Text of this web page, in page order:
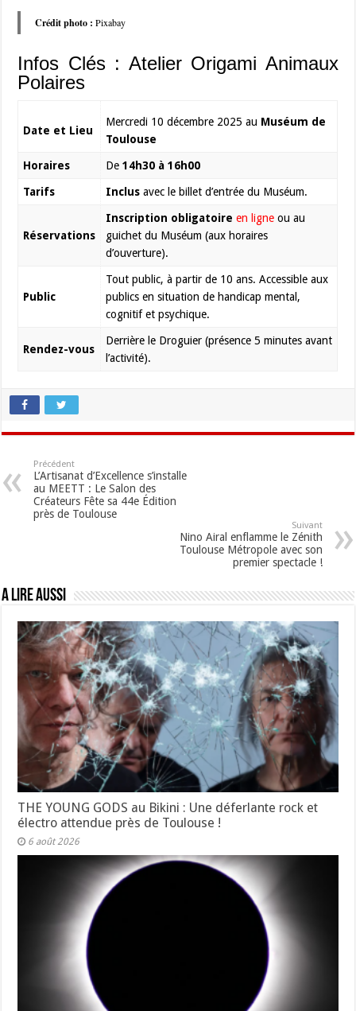
Crédit photo : Pixabay
Infos Clés : Atelier Origami Animaux
Polaires
Date et Lieu
Mercredi 10 décembre 2025 au Muséum de
Toulouse
Horaires De 14h30 à 16h00
Tarifs Inclusavec le billet d’entrée du Muséum.
Réservations
Inscription obligatoire en ligneou au
guichet du Muséum (aux horaires
d’ouverture).
Public
Tout public, à partir de 10 ans. Accessible aux
publics en situation de handicap mental,
cognitif et psychique.
Rendez-vous
Derrière le Droguier (présence 5 minutes avant
l’activité).
Précédent
L’Artisanat d’Excellence s’installe
au MEETT : Le Salon des
Créateurs Fête sa 44e Édition
près de Toulouse
Suivant
Nino Airal enflamme le Zénith
Toulouse Métropole avec son
premier spectacle !
A lire aussi
THE YOUNG GODS au Bikini : Une déferlante rock et
électro attendue près de Toulouse !
6 août 2026